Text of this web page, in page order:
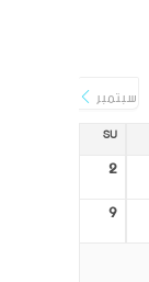
سبتمبر
SU
2
9